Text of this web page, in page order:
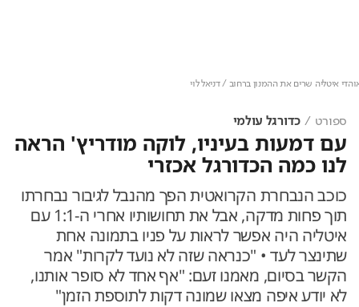
איטליה שרים את ההמנון ברחוב / דניאל לוי
ספורט כדורגל עולמי
עם דמעות בעיניו, לוקה מודריץ' הראה
לנו כמה הכדורגל אכזרי
כוכב הנבחרת הקרואטית הפך מהנבל לגיבור נבחרתו
תוך פחות מדקה, אבל את תחושותיו אחרי ה-1:1 עם
איטליה היה אפשר לראות על פניו בתמונה אחת
שתינצר לעד • "כנראה שזה לא נועד לקרות" אמר
הקשר בסיום, מאמנו זעם: "אף אחד לא סופר אותנו,
לא יודע איפה מצאו שמונה דקות לתוספת הזמן"